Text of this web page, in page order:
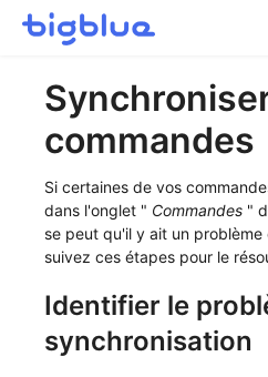
Inbound
Expérience
commandes
Si certaines de vos
dans l'onglet " Commandes "
se peut qu'il y ait un problème
suivez ces étapes pour le
Identifier le
synchronisation